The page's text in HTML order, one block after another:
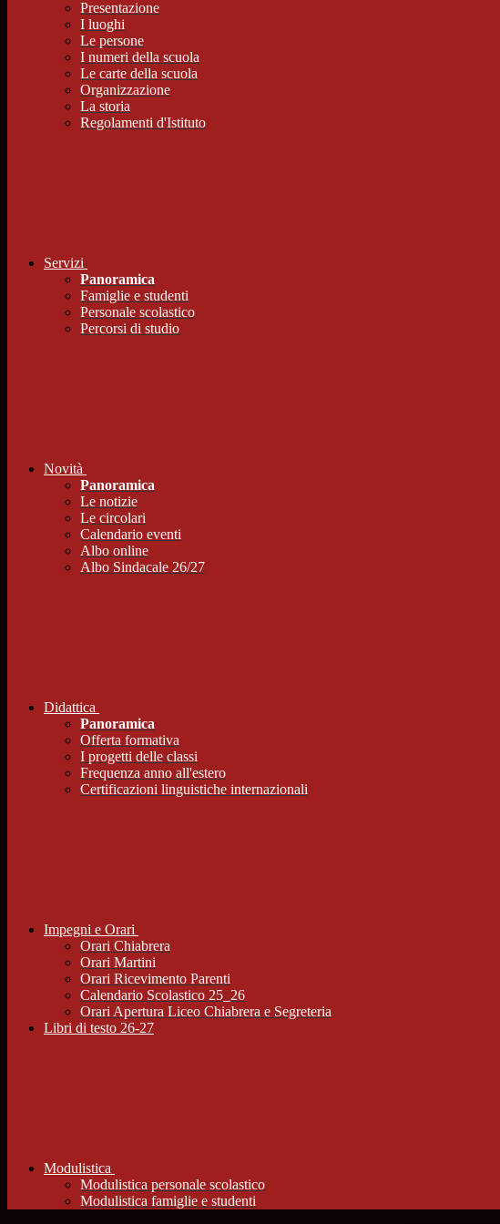
Presentazione
I luoghi
Le persone
I numeri della scuola
Le carte della scuola
Organizzazione
La storia
Regolamenti d'Istituto
Servizi
Panoramica
Famiglie e studenti
Personale scolastico
Percorsi di studio
Novità
Panoramica
Le notizie
Le circolari
Calendario eventi
Albo online
Albo Sindacale 26/27
Didattica
Panoramica
Offerta formativa
I progetti delle classi
Frequenza anno all'estero
Certificazioni linguistiche internazionali
Impegni e Orari
Orari Chiabrera
Orari Martini
Orari Ricevimento Parenti
Calendario Scolastico 25_26
Orari Apertura Liceo Chiabrera e Segreteria
Libri di testo 26-27
Modulistica
Modulistica personale scolastico
Modulistica famiglie e studenti